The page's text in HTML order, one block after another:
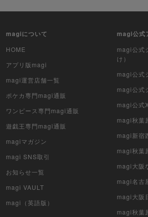
ポケカ（未開封パック）
遊戯王（未開封パック）
デュエル・マスターズ
マジック：ザ・ギャザリング
クリプトスペルズ
遊戯王初期
magiについて
HOME
アプリ版magi
magi運営店舗一覧
ポケカ専門magi通販
ワンピース専門magi通販
遊戯王専門magi通販
magiマガジン
magi SNS取引
お知らせ一覧
magi VAULT
magi（英語版）
magi公式
magi公式
け）
magi公式
magi公式
magi公式
magi秋葉
magi新宿
magi秋葉
magi大阪
magi名古
magi大阪
magi秋葉